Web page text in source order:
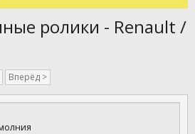
ролики - Renault /
Вперёд >